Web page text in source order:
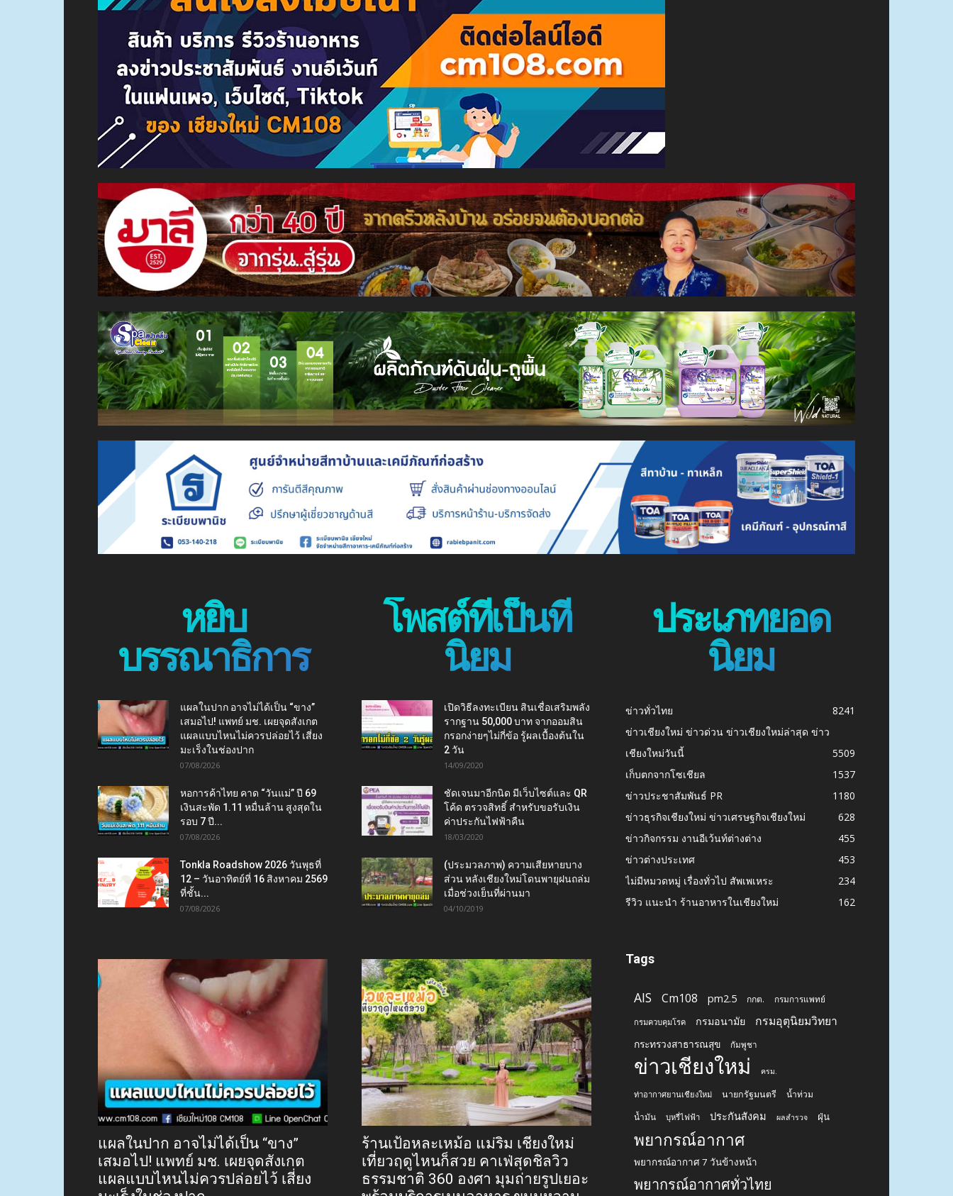
หยิบ
บรรณาธิการ
แผลในปาก อาจไม่ได้เป็น “ขาง”
เสมอไป! แพทย์ มช. เผยจุดสังเกต
แผลแบบไหนไม่ควรปล่อยไว้ เสี่ยง
มะเร็งในช่องปาก
07/08/2026
หอการค้าไทย คาด “วันแม่” ปี 69
เงินสะพัด 1.11 หมื่นล้าน สูงสุดใน
รอบ 7 ปี...
07/08/2026
Tonkla Roadshow 2026 วันพุธที่
12 – วันอาทิตย์ที่ 16 สิงหาคม 2569
ที่ชั้น...
07/08/2026
แผลในปาก อาจไม่ได้เป็น “ขาง”
เสมอไป! แพทย์ มช. เผยจุดสังเกต
แผลแบบไหนไม่ควรปล่อยไว้ เสี่ยง
โพสต์ที่เป็นที่
นิยม
เปิดวิธีลงทะเบียน สินเชื่อเสริมพลัง
รากฐาน 50,000 บาท จากออมสิน
กรอกง่ายๆไม่กี่ข้อ รู้ผลเบื้องต้นใน
2 วัน
14/09/2020
ชัดเจนมาอีกนิด มีเว็บไซต์และ QR
โค้ด ตรวจสิทธิ์ สำหรับขอรับเงิน
ค่าประกันไฟฟ้าคืน
18/03/2020
(ประมวลภาพ) ความเสียหายบาง
ส่วน หลังเชียงใหม่โดนพายุฝนถล่ม
เมื่อช่วงเย็นที่ผ่านมา
04/10/2019
ร้านเป้อหละเหม้อ แม่ริม เชียงใหม่
เที่ยวฤดูไหนก็สวย คาเฟ่สุดชิลวิว
ธรรมชาติ 360 องศา มุมถ่ายรูปเยอะ
ประเภทยอด
นิยม
ข่าวทั่วไทย
8241
ข่าวเชียงใหม่ ข่าวด่วน ข่าวเชียงใหม่ล่าสุด ข่าว
เชียงใหม่วันนี้
5509
เก็บตกจากโซเชียล
1537
ข่าวประชาสัมพันธ์ PR
1180
ข่าวธุรกิจเชียงใหม่ ข่าวเศรษฐกิจเชียงใหม่
628
ข่าวกิจกรรม งานอีเว้นท์ต่างต่าง
455
ข่าวต่างประเทศ
453
ไม่มีหมวดหมู่ เรื่องทั่วไป สัพเพเหระ
234
รีวิว แนะนำ ร้านอาหารในเชียงใหม่
162
Tags
AIS Cm108 pm2.5 กกต. กรมการแพทย์
กรมควบคุมโรค กรมอนามัย กรมอุตุนิยมวิทยา
กระทรวงสาธารณสุข กัมพูชา
ข่าวเชียงใหม่ ครม.
ท่าอากาศยานเชียงใหม่ นายกรัฐมนตรี น้ำท่วม
น้ำมัน บุหรี่ไฟฟ้า ประกันสังคม ผลสำรวจ ฝุ่น
พยากรณ์อากาศ
พยากรณ์อากาศ 7 วันข้างหน้า
พยากรณ์อากาศทั่วไทย